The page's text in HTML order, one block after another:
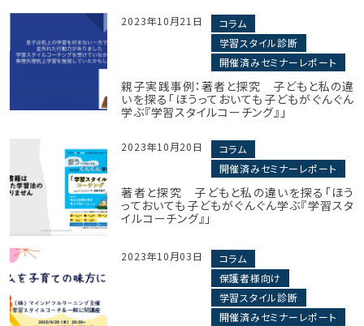
2023年10月21日
コラム
学習スタイル診断
開催済みセミナーレポート
親子実践事例：著者と探究 子どもと私の違
いを探る「ほうっておいても子どもがぐんぐん
学ぶ『学習スタイルコーチング』」
2023年10月20日
コラム
開催済みセミナーレポート
著者と探究 子どもと私の違いを探る「ほう
っておいても子どもがぐんぐん学ぶ『学習スタ
イルコーチング』」
2023年10月03日
コラム
保護者様向け
学習スタイル診断
開催済みセミナーレポート